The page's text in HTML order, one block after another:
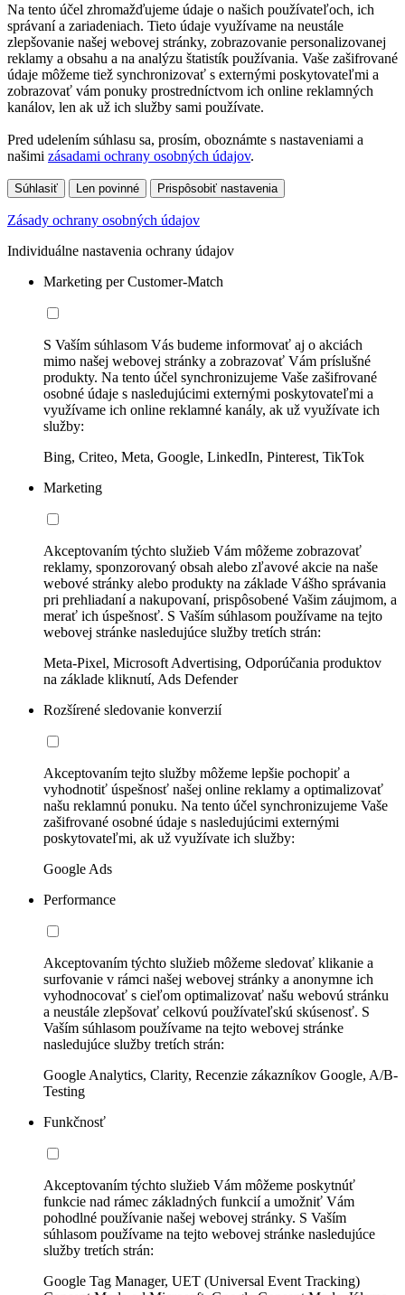
Na tento účel zhromažďujeme údaje o našich používateľoch, ich
správaní a zariadeniach. Tieto údaje využívame na neustále
zlepšovanie našej webovej stránky, zobrazovanie personalizovanej
reklamy a obsahu a na analýzu štatistík používania. Vaše zašifrované
údaje môžeme tiež synchronizovať s externými poskytovateľmi a
zobrazovať vám ponuky prostredníctvom ich online reklamných
kanálov, len ak už ich služby sami používate.
Pred udelením súhlasu sa, prosím, oboznámte s nastaveniami a
našimi zásadami ochrany osobných údajov.
Súhlasiť Len povinné Prispôsobiť nastavenia
Zásady ochrany osobných údajov
Individuálne nastavenia ochrany údajov
Marketing per Customer-Match
S Vaším súhlasom Vás budeme informovať aj o akciách
mimo našej webovej stránky a zobrazovať Vám príslušné
produkty. Na tento účel synchronizujeme Vaše zašifrované
osobné údaje s nasledujúcimi externými poskytovateľmi a
využívame ich online reklamné kanály, ak už využívate ich
služby:
Bing, Criteo, Meta, Google, LinkedIn, Pinterest, TikTok
Marketing
Akceptovaním týchto služieb Vám môžeme zobrazovať
reklamy, sponzorovaný obsah alebo zľavové akcie na naše
webové stránky alebo produkty na základe Vášho správania
pri prehliadaní a nakupovaní, prispôsobené Vašim záujmom, a
merať ich úspešnosť. S Vaším súhlasom používame na tejto
webovej stránke nasledujúce služby tretích strán:
Meta-Pixel, Microsoft Advertising, Odporúčania produktov
na základe kliknutí, Ads Defender
Rozšírené sledovanie konverzií
Akceptovaním tejto služby môžeme lepšie pochopiť a
vyhodnotiť úspešnosť našej online reklamy a optimalizovať
našu reklamnú ponuku. Na tento účel synchronizujeme Vaše
zašifrované osobné údaje s nasledujúcimi externými
poskytovateľmi, ak už využívate ich služby:
Google Ads
Performance
Akceptovaním týchto služieb môžeme sledovať klikanie a
surfovanie v rámci našej webovej stránky a anonymne ich
vyhodnocovať s cieľom optimalizovať našu webovú stránku
a neustále zlepšovať celkovú používateľskú skúsenosť. S
Vaším súhlasom používame na tejto webovej stránke
nasledujúce služby tretích strán:
Google Analytics, Clarity, Recenzie zákazníkov Google, A/B-
Testing
Funkčnosť
Akceptovaním týchto služieb Vám môžeme poskytnúť
funkcie nad rámec základných funkcií a umožniť Vám
pohodlné používanie našej webovej stránky. S Vaším
súhlasom používame na tejto webovej stránke nasledujúce
služby tretích strán:
Google Tag Manager, UET (Universal Event Tracking)